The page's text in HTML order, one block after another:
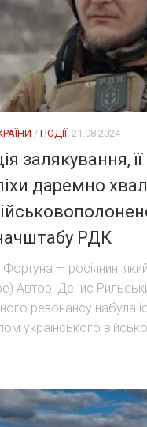
/ ПОДІЇ 21.08.2024
залякування,
даремно
РДК
— росіянин,
Автор: Денис
резонансу набула
українського